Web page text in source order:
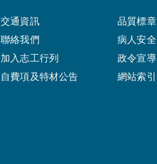
交通資訊
聯絡我們
加入志工行列
自費項及特材公告
品質標章
病人安全
政令宣導
網站索引